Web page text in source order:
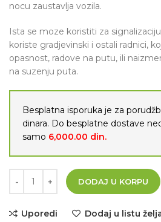
nocu zaustavlja vozila.
Ista se moze koristiti za
koriste gradjevinski i ostali radnici,
opasnost, radove na putu, ili
na suzenju puta.
Besplatna isporuka je za
dinara. Do besplatne dostave
samo 6,000.00 din.
DODAJ U KORPU
Uporedi Dodaj u listu